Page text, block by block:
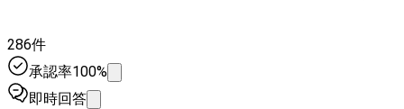
286件
承認率100%
即時回答